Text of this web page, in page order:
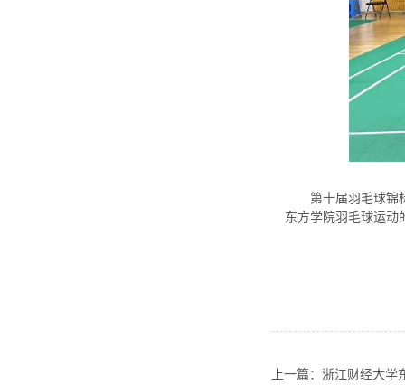
第十届羽毛球锦
东方学院羽毛球运动
上一篇：浙江财经大